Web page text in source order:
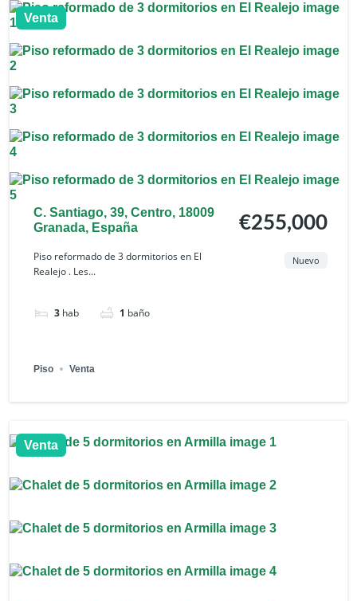
Venta
C. Santiago, 39, Centro, 18009
Granada, España
Piso reformado de 3 dormitorios en El
Realejo . Les...
3 hab 1 baño
€255,000
Nuevo
Piso Venta
Venta